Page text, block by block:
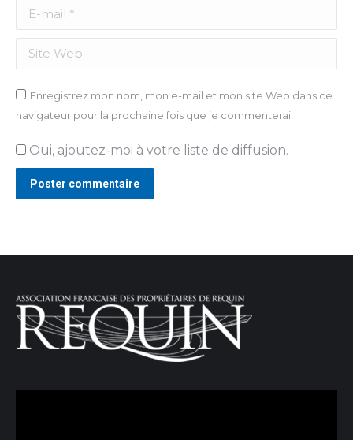
E-mail *
Site Web
Enregistrez mon nom, mon e-mail et mon site Web dans ce
navigateur pour la prochaine fois que je commenterai.
Oui, ajoutez-moi à votre liste de diffusion.
Poster commentaire